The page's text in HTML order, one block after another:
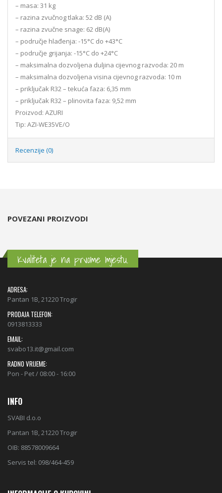
– masa: 31 kg
– razina zvučnog tlaka: 52 dB (A)
– razina zvučne snage: 62 dB(A)
– područje hlađenja: -15°C do +43°C
– područje grijanja: -15°C do +24°C
– maksimalna dozvoljena duljina cijevnog razvoda: 20 m
– maksimalna dozvoljena visina cijevnog razvoda: 10 m
– priključak R32 – tekuća faza: 6,35 mm
– priključak R32 – plinovita faza: 9,52 mm
Proizvod: AZURI
Tip: AZI-WE35VE/O
Recenzije (0)
POVEZANI PROIZVODI
Kvaliteta je na prvome mjestu.
ADRESA:
Pantan 1B, 21220 Trogir
PRODAJA TELEFON:
0913813333
EMAIL:
svabo13.it@gmail.com
RADNO VRIJEME:
Pon - Pet / 08:00 - 16:00
INFO
SVABI d.o.o
Pantan 1B, 21220 Trogir
OIB: 88578009664
Servis tel: 098/464-459